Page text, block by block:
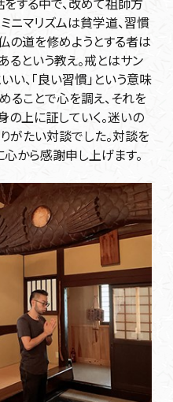
ニマリズムは貧学道、習慣
の道を修めようとする者は
という教え。戒とはサン
い、「良い習慣」という意味
ることで心を調え、それを
上に証していく。迷いの
がたい対談でした。対談を
から感謝申し上げます。